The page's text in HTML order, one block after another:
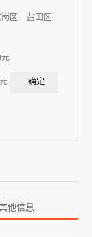
区
盐田区
元
他信息